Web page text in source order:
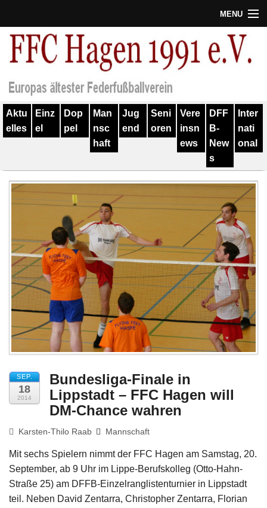
MENU
Termine
Verein
Geschichte
Training
Links
Impressum
Aktu
elles
Einz
el
Dop
pel
Man
nsc
haft
Jug
end
Seni
oren
Vere
insn
ews
DFF
B-
New
s
Inter
nati
onal
SEP.
18
2014
Bundesliga-Finale in
Lippstadt – FFC Hagen will
DM-Chance wahren
Karsten-Thilo Raab Mannschaft
Mit sechs Spielern nimmt der FFC Hagen am Samstag, 20.
September, ab 9 Uhr im Lippe-Berufskolleg (Otto-Hahn-
Straße 25) am DFFB-Einzelranglistenturnier in Lippstadt
teil. Neben David Zentarra, Christopher Zentarra, Florian